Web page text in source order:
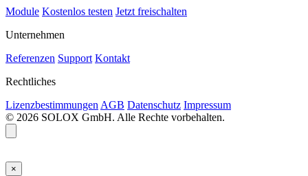
Module Kostenlos testen Jetzt freischalten
Unternehmen
Referenzen Support Kontakt
Rechtliches
Lizenzbestimmungen AGB Datenschutz Impressum
© 2026 SOLOX GmbH. Alle Rechte vorbehalten.
×